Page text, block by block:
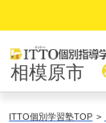
相模原市
ITTO個別学習塾TOP